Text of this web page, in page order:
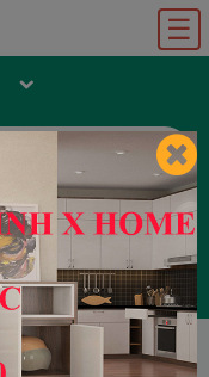
☰
Đăng nhập
Bộ Đề Luyện Thi